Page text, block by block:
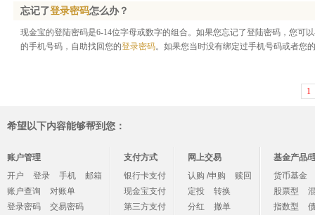
忘记了登录密码怎么办？
现金宝的登陆密码是6-14位字母或数字的组合。如果您忘记了登陆密码，您可
的手机号码，自助找回您的登录密码。如果您当时没有绑定过手机号码或者您
1
希望以下内容能够帮到您：
账户管理
开户
登录 手机
邮箱
账户查询
对账单
登录密码
交易密码
支付方式
银行卡支付
现金宝支付
第三方支付
网上交易
认购 /申购
赎回
定投
转换
分红
撤单
基金产品/
货币基金
股票型
指数型